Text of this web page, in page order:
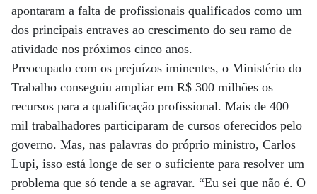
apontaram a falta de profissionais qualificados como um
dos principais entraves ao crescimento do seu ramo de
atividade nos próximos cinco anos.
Preocupado com os prejuízos iminentes, o Ministério do
Trabalho conseguiu ampliar em R$ 300 milhões os
recursos para a qualificação profissional. Mais de 400
mil trabalhadores participaram de cursos oferecidos pelo
governo. Mas, nas palavras do próprio ministro, Carlos
Lupi, isso está longe de ser o suficiente para resolver um
problema que só tende a se agravar. “Eu sei que não é. O